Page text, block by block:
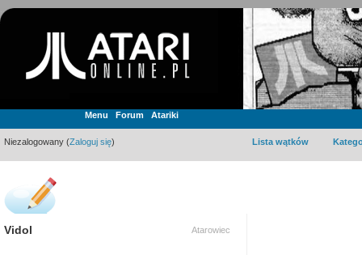
Menu Forum Atariki
Niezalogowany (Zaloguj się) Lista wątków
Vidol Atarowiec